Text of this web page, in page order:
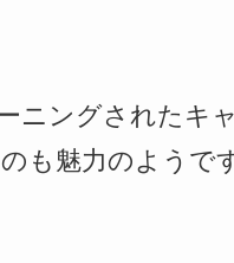
ニングされたキ
も魅力のようです